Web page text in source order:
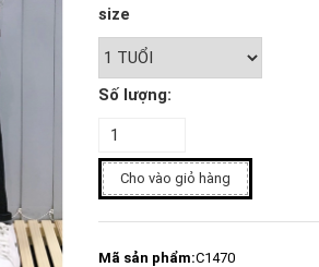
size
Số lượng:
Cho vào giỏ hàng
Mã sản phẩm:C1470